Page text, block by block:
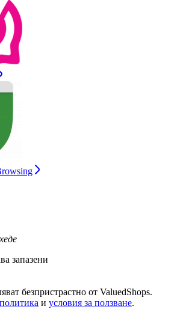
запазени
безпристрастно от ValuedShops.
политика и условия за ползване.